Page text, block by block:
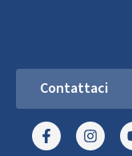
Contattaci